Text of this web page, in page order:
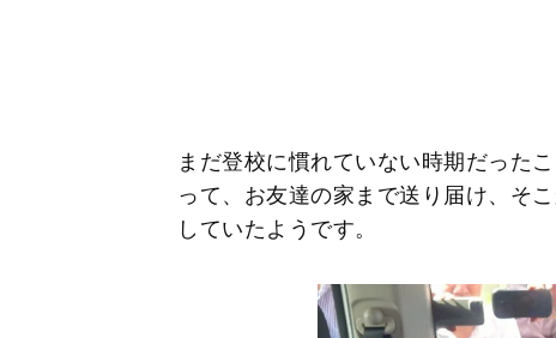
まだ登校に慣れていない時期だった
って、お友達の家まで送り届け、そ
していたようです。